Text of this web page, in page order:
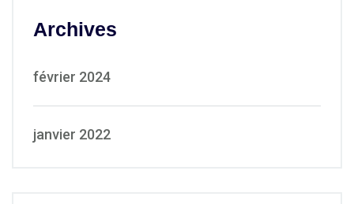
Archives
février 2024
janvier 2022